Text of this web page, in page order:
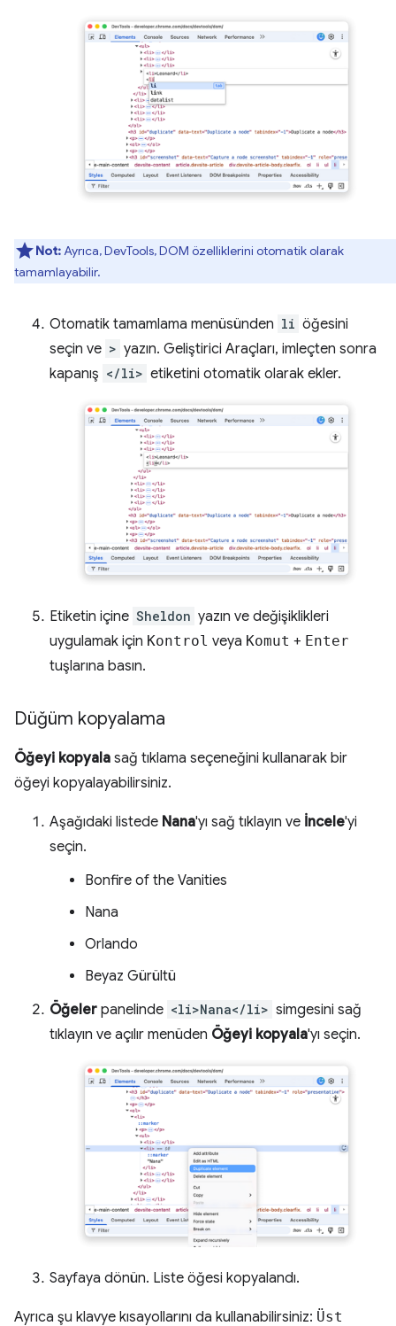
Not: Ayrıca, DevTools, DOM özelliklerini otomatik olarak
tamamlayabilir.
Otomatik tamamlama menüsünden li öğesini
seçin ve > yazın. Geliştirici Araçları, imleçten sonra
kapanış </li> etiketini otomatik olarak ekler.
Etiketin içine Sheldon yazın ve değişiklikleri
uygulamak için Kontrol veya Komut + Enter
tuşlarına basın.
Düğüm kopyalama
Öğeyi kopyala sağ tıklama seçeneğini kullanarak bir
öğeyi kopyalayabilirsiniz.
Aşağıdaki listede Nana'yı sağ tıklayın ve İncele'yi
seçin.
Bonfire of the Vanities
Nana
Orlando
Beyaz Gürültü
Öğeler panelinde <li>Nana</li> simgesini sağ
tıklayın ve açılır menüden Öğeyi kopyala'yı seçin.
Sayfaya dönün. Liste öğesi kopyalandı.
Ayrıca şu klavye kısayollarını da kullanabilirsiniz: Üst